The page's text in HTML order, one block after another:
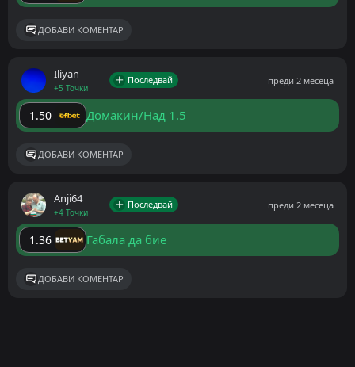
ДОБАВИ КОМЕНТАР
Iliyan
+5 Точки
Последвай преди 2 месеца
1.50 Домакин/Над 1.5
ДОБАВИ КОМЕНТАР
Anji64
+4 Точки
Последвай преди 2 месеца
1.36 Габала да бие
ДОБАВИ КОМЕНТАР